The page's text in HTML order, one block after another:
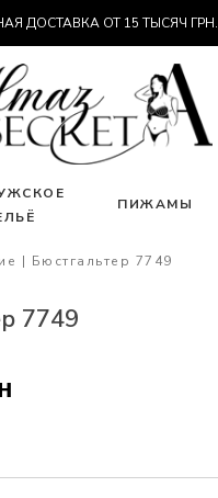
ДОСТАВКА ОТ 15 ТЫСЯЧ ГРН.
ПИЖАМЫ
Бюстгальтер 7749
7749